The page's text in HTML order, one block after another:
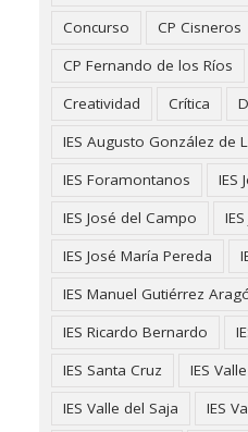
Concurso
CP Cisneros
CP Fernando de los Ríos
Creatividad
Crítica
IES Augusto González de
IES Foramontanos
IES
IES José del Campo
IES José María Pereda
IES Manuel Gutiérrez
IES Ricardo Bernardo
IES Santa Cruz
IES
IES Valle del Saja
IES